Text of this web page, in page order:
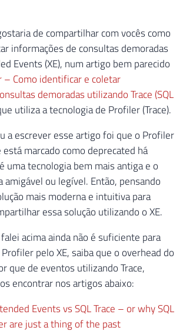
de compartilhar com vocês como
informações de consultas demoradas
Events (XE), num artigo bem parecido
– Como identificar e coletar
demoradas utilizando Trace (SQL
utiliza a tecnologia de Profiler (Trace).
a escrever esse artigo foi que o Profiler
marcado como deprecated há
uma tecnologia bem mais antiga e o
amigável ou legível. Então, pensando
mais moderna e intuitiva para
essa solução utilizando o XE.
acima ainda não é suficiente para
pelo XE, saiba que o overhead do
que de eventos utilizando Trace,
encontrar nos artigos abaixo:
Events vs SQL Trace – or why SQL
are just a thing of the past